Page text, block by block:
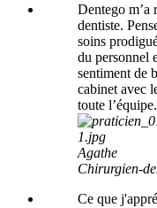
Dentego m’a
dentiste.
soins
du personnel
sentiment de
cabinet avec
toute l’équipe.
Agathe
Chirurgien-
Ce que